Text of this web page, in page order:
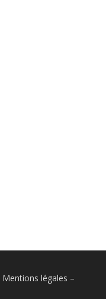
Mentions légales –